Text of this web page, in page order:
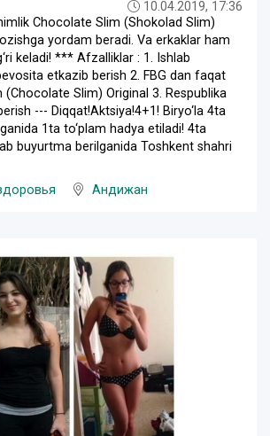
10.04.2019, 17:36
Chocolate Slim (Shokolad Slim)
yordam beradi. Va erkaklar ham
keladi! *** Afzalliklar : 1. Ishlab
etkazib berish 2. FBG dan faqat
(Chocolate Slim) Original 3. Respublika
--- Diqqat!Aktsiya!4+1! Biryo‘la 4ta
1ta to‘plam hadya etiladi! 4ta
buyurtma berilganida Toshkent shahri
Андижан